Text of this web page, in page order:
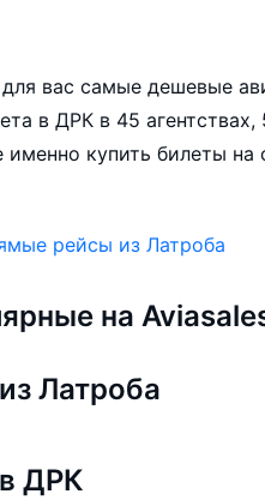
вас самые дешевые
в ДРК в 45
именно купить билеты
рейсы из Латроба
на
Латроба
ДРК